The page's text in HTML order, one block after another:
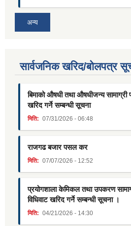
अन्य
सार्वजनिक खरिद/बोलपत्र
बिमाको औषधी तथा औषधीजन्य सामाग्री
खरिद गर्ने सम्बन्धी सूचना
मिति: 07/31/2026 - 06:48
राजगढ बजार पसल कर
मिति: 07/07/2026 - 12:52
प्रयोगशाला केमिकल तथा उपकरण
विधिवाट खरिद गर्ने सम्बन्धी सूचना ।
मिति: 04/21/2026 - 14:30